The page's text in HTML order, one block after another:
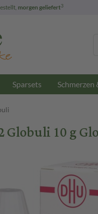
morgen geliefert3
Sparsets Schmerzen
Globuli 10 g